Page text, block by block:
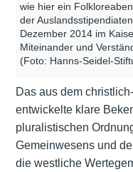
wie hier ein
der
Dezember 2014 im
Miteinander und
(Foto: Hanns-Seidel-
Das aus dem
entwickelte klare
pluralistischen
Gemeinwesens und
die westliche